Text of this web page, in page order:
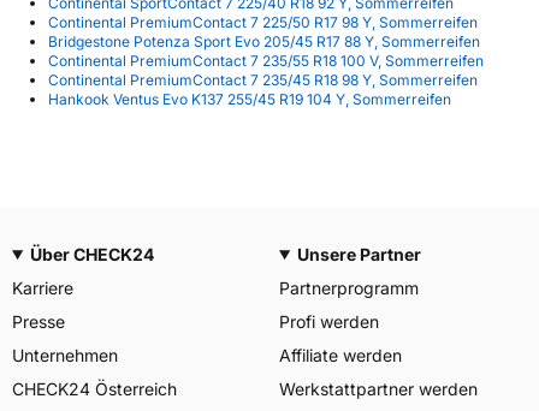
Continental PremiumContact 7 225/50 R17 98 Y, Sommerreifen
Bridgestone Potenza Sport Evo 205/45 R17 88 Y, Sommerreifen
Continental PremiumContact 7 235/55 R18 100 V, Sommerreifen
Continental PremiumContact 7 235/45 R18 98 Y, Sommerreifen
Hankook Ventus Evo K137 255/45 R19 104 Y, Sommerreifen
Über CHECK24
Karriere
Presse
Unternehmen
CHECK24 Österreich
Unsere Partner
Partnerprogramm
Profi werden
Affiliate werden
Werkstattpartner werden